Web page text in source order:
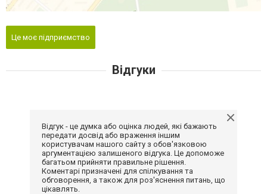
Це моє підприємство
Відгуки
Відгук - це думка або оцінка людей, які бажають
передати досвід або враження іншим
користувачам нашого сайту з обов'язковою
аргументацією залишеного відгука. Це допоможе
багатьом прийняти правильне рішення.
Коментарі призначені для спілкування та
обговорення, а також для роз'яснення питань, що
цікавлять.